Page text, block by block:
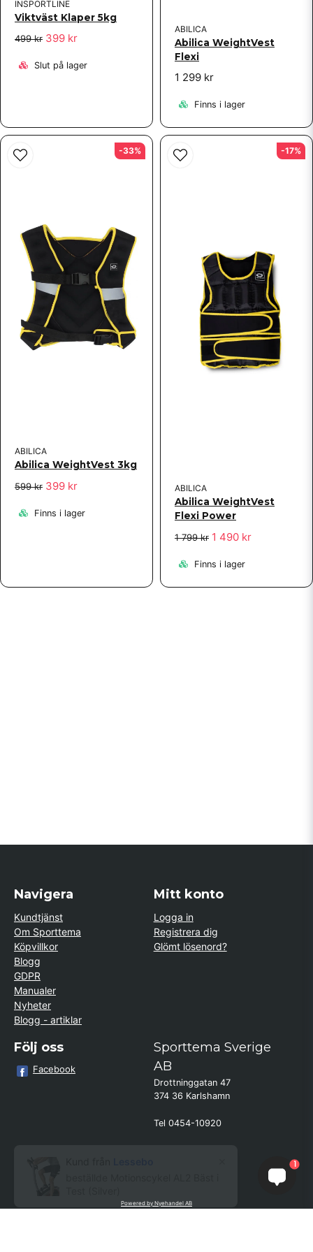
INSPORTLINE
Viktväst Klaper 5kg
499 kr 399 kr
Slut på lager
ABILICA
Abilica WeightVest
Flexi
1 299 kr
Finns i lager
ABILICA
Abilica WeightVest 3kg
599 kr 399 kr
Finns i lager
-33%
ABILICA
Abilica WeightVest
Flexi Power
1 799 kr 1 490 kr
Finns i lager
-17%
Navigera
Kundtjänst
Om Sporttema
Köpvillkor
Blogg
GDPR
Manualer
Nyheter
Blogg - artiklar
Mitt konto
Logga in
Registrera dig
Glömt lösenord?
Följ oss
Facebook
Sporttema Sverige
AB
Drottninggatan 47
374 36 Karlshamn
Tel 0454-10920
Powered by Nyehandel AB
1